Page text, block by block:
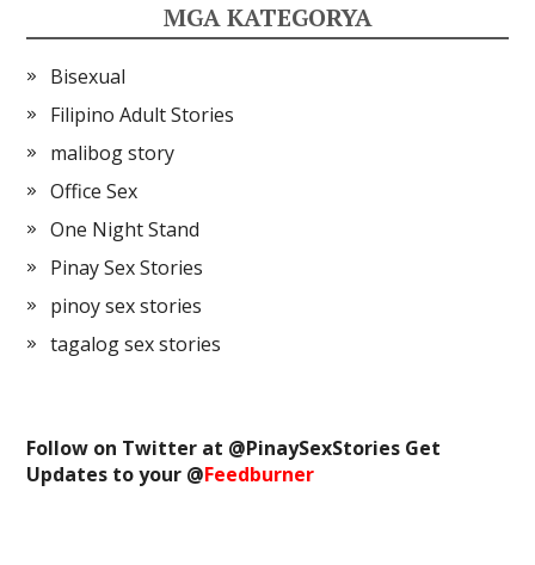
MGA KATEGORYA
Bisexual
Filipino Adult Stories
malibog story
Office Sex
One Night Stand
Pinay Sex Stories
pinoy sex stories
tagalog sex stories
Follow on Twitter at @PinaySexStories Get
Updates to your @Feedburner